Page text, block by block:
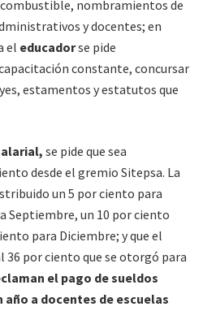
nombramientos de
y docentes; en
el educadorse pide
constante, concursar
estamentos y estatutos que
se pide que sea
desde el gremio Sitepsa. La
un 5 por ciento para
Septiembre, un 10 por ciento
para Diciembre; y que el
por ciento que se otorgó para
el pago de sueldos
año a docentes de escuelas